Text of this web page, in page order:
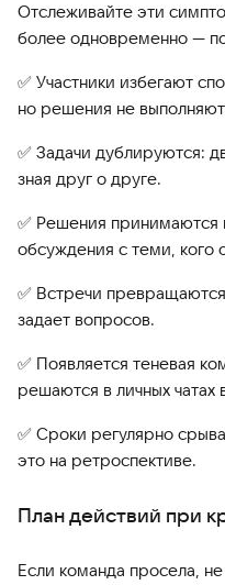
Отслеживайте эти
более одновременно —
✅ Участники избегают
но решения не
✅ Задачи дублируются:
зная друг о друге.
✅ Решения принимаются
обсуждения с теми, кого
✅ Встречи
задает вопросов.
✅ Появляется теневая
решаются в личных чатах
✅ Сроки регулярно
это на ретроспективе.
План действий при
Если команда просела,